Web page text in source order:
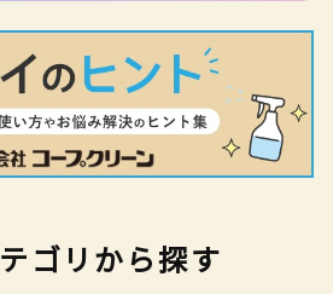
ゴリから探す